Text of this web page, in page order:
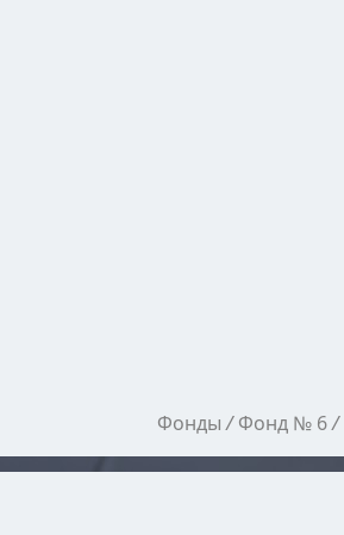
Фонды / Фонд № 6/